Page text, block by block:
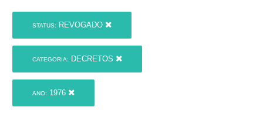
STATUS: REVOGADO
CATEGORIA: DECRETOS
ANO: 1976